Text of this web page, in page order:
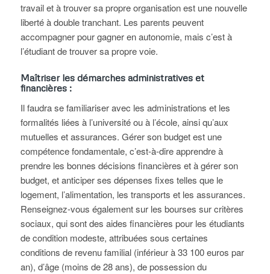
travail et à trouver sa propre organisation est une nouvelle
liberté à double tranchant. Les parents peuvent
accompagner pour gagner en autonomie, mais c’est à
l’étudiant de trouver sa propre voie.
Maîtriser les démarches administratives et
financières :
Il faudra se familiariser avec les administrations et les
formalités liées à l’université ou à l’école, ainsi qu’aux
mutuelles et assurances. Gérer son budget est une
compétence fondamentale, c’est-à-dire apprendre à
prendre les bonnes décisions financières et à gérer son
budget, et anticiper ses dépenses fixes telles que le
logement, l’alimentation, les transports et les assurances.
Renseignez-vous également sur les bourses sur critères
sociaux, qui sont des aides financières pour les étudiants
de condition modeste, attribuées sous certaines
conditions de revenu familial (inférieur à 33 100 euros par
an), d’âge (moins de 28 ans), de possession du